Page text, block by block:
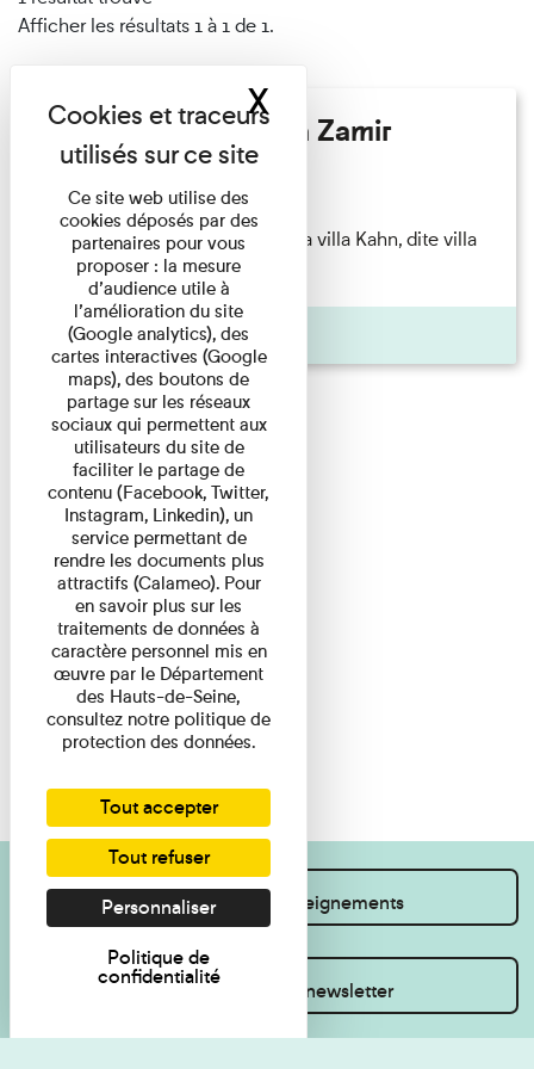
Afficher les résultats 1 à 1 de 1.
Hélène Gaudy - Villa Zamir
Lecture
couchant) [Angle nord-est de la villa Kahn, dite villa
Zamir et lumières du ...
Pages
Je souhaite des renseignements
Inscrivez-vous à la newsletter
Ce site web utilise des
cookies déposés par des
partenaires pour vous
proposer : la mesure
d’audience utile à
l’amélioration du site
(Google analytics), des
cartes interactives (Google
maps), des boutons de
partage sur les réseaux
sociaux qui permettent aux
utilisateurs du site de
faciliter le partage de
contenu (Facebook, Twitter,
Instagram, Linkedin), un
service permettant de
rendre les documents plus
attractifs (Calameo). Pour
en savoir plus sur les
traitements de données à
caractère personnel mis en
œuvre par le Département
des Hauts-de-Seine,
consultez notre politique de
protection des données.
Tout accepter
Tout refuser
Personnaliser
Politique de
confidentialité
XMasquer le